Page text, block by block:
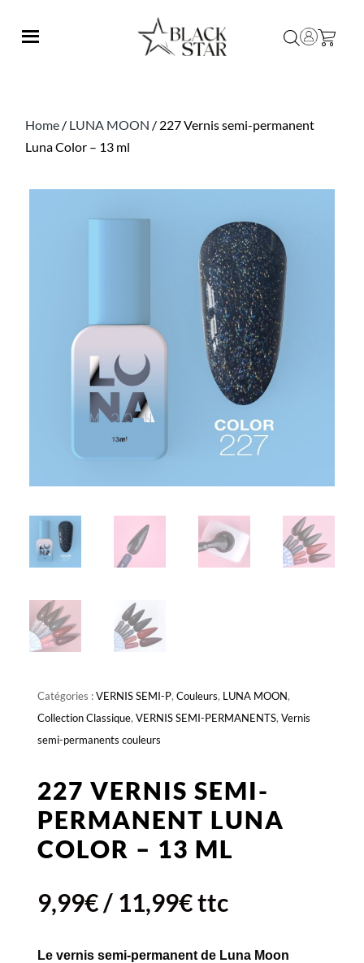
Home / LUNA MOON / 227 Vernis semi-permanent
Luna Color – 13 ml
Catégories :VERNIS SEMI-P, Couleurs, LUNA MOON,
Collection Classique, VERNIS SEMI-PERMANENTS, Vernis
semi-permanents couleurs
227 VERNIS SEMI-
PERMANENT LUNA
COLOR – 13 ML
9,99€/ 11,99€ttc
Le vernis semi-permanent de Luna Moon